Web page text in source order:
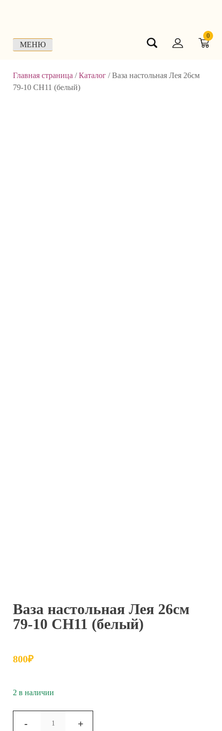
МЕНЮ
0
Главная страница /Каталог /Ваза настольная Лея 26см
79-10 СН11 (белый)
Ваза настольная Лея 26см
79-10 СН11 (белый)
800₽
2 в наличии
-
товара
+